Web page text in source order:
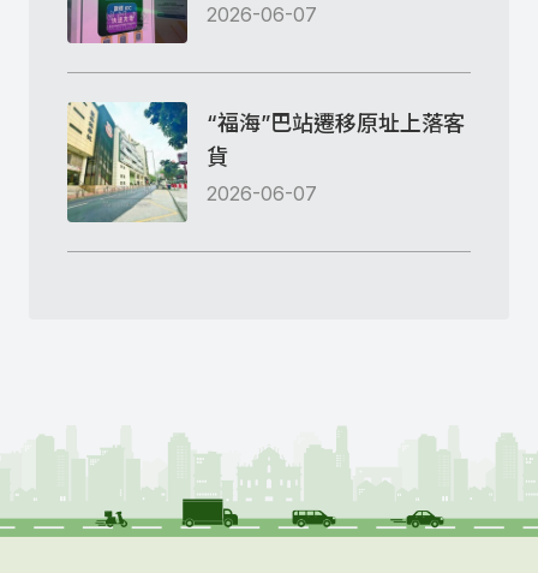
2026-06-07
“福海”巴站遷移原址上落客
貨
2026-06-07